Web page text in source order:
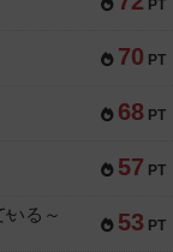
PT
70 PT
68 PT
57 PT
53 PT
る～